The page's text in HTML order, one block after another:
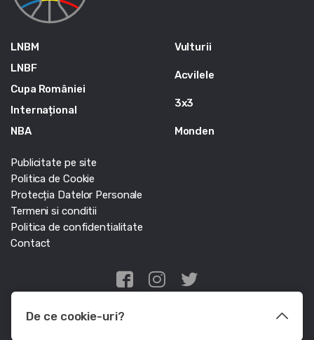
LNBM
LNBF
Cupa României
Internațional
NBA
Vulturii
Acvilele
3x3
Monden
Publicitate pe site
Politica de Cookie
Protecția Datelor Personale
Termeni si conditii
Politica de confidentialitate
Contact
Edris Digital Agency
De ce cookie-uri?